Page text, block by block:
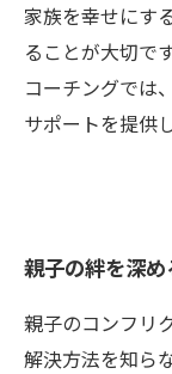
家族を幸せにす
ることが大切です
コーチングでは
サポートを提供
親子の絆を深
親子のコンフリ
解決方法を知ら